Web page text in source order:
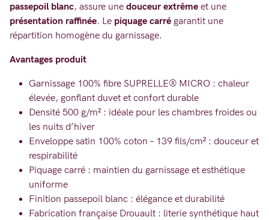
passepoil blanc, assure une douceur extrême et une
présentation raffinée. Le piquage carré garantit une
répartition homogène du garnissage.
Avantages produit
Garnissage 100% fibre SUPRELLE® MICRO : chaleur
élevée, gonflant duvet et confort durable
Densité 500 g/m² : idéale pour les chambres froides ou
les nuits d’hiver
Enveloppe satin 100% coton – 139 fils/cm² : douceur et
respirabilité
Piquage carré : maintien du garnissage et esthétique
uniforme
Finition passepoil blanc : élégance et durabilité
Fabrication française Drouault : literie synthétique haut